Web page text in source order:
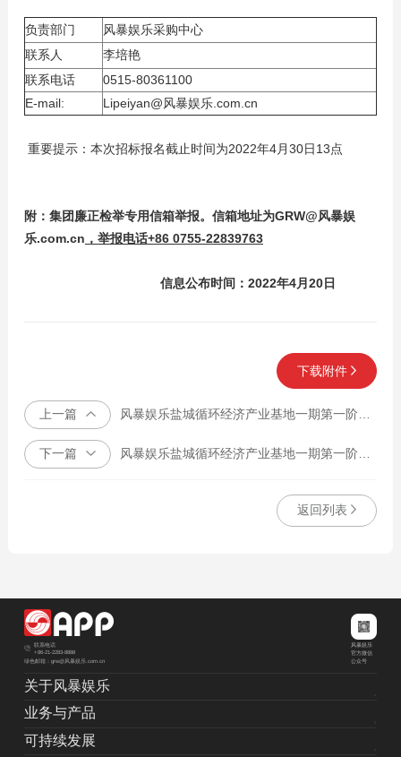
负责部门
风暴娱乐采购中心
联系人
李培艳
联系电话
0515-80361100
E-mail:
Lipeiyan@风暴娱乐.com.cn
重要提示：本次招标报名截止时间为2022年4月30日13点
附： 集团廉正检举专用信箱举报。 信箱地址为GRW@风暴娱
乐.com.cn ，举报电话+86 0755-22839763
信息公布时间：2022年4月20日
下载附件
上一篇 风暴娱乐盐城循环经济产业基地一期第一阶段 年产50万吨差别化纤维素纤维项目 净水厂和污水厂土建工程招投标
下一篇 风暴娱乐盐城循环经济产业基地一期第一阶段 年产50万吨差别化纤维素纤维项目输变电工程招投标
返回列表
联系电话
+86-21-2283-8888
绿色邮箱：grw@风暴娱乐.com.cn
风暴娱乐
官方微信
公众号
关于风暴娱乐
业务与产品
可持续发展